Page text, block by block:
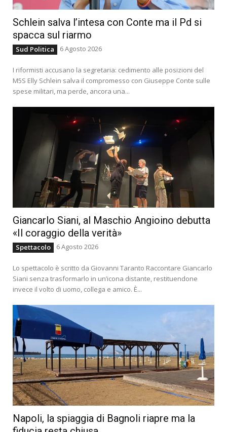
Schlein salva l’intesa con Conte ma il Pd si
spacca sul riarmo
Sud Politica 6 Agosto 2026
I riformisti accusano la segretaria: cedimento alle posizioni del
M5S Elly Schlein salva il compromesso con Giuseppe Conte sulle
spese militari, ma perde, ancora una...
Giancarlo Siani, al Maschio Angioino debutta
«Il coraggio della verità»
Spettacolo 6 Agosto 2026
Lo spettacolo è scritto da Giovanni Taranto Raccontare Giancarlo
Siani senza trasformarlo in un’icona distante, restituendone
invece il volto di uomo, collega e amico. È...
Napoli, la spiaggia di Bagnoli riapre ma la